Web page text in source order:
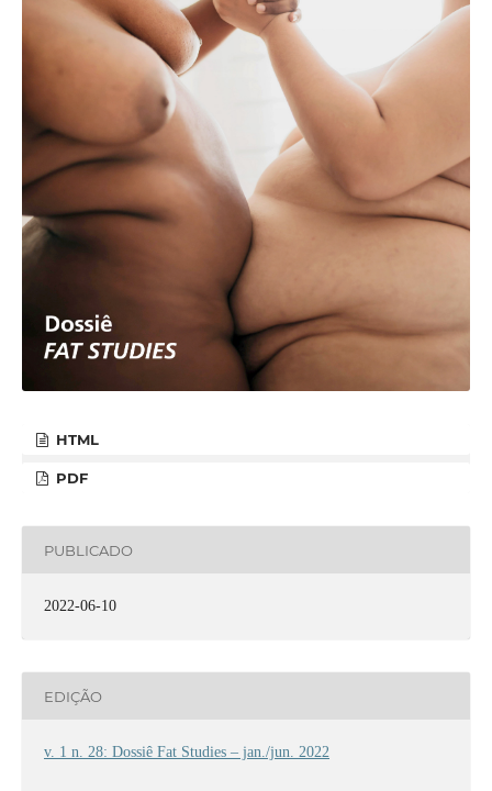
HTML
PDF
PUBLICADO
2022-06-10
EDIÇÃO
v. 1 n. 28: Dossiê Fat Studies – jan./jun. 2022